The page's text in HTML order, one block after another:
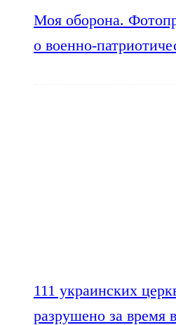
Моя оборона.
о военно-
111 украинских
разрушено за время